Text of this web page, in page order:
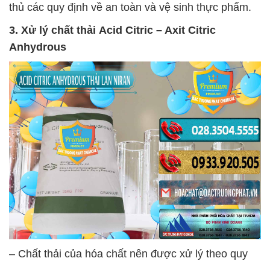
thủ các quy định về an toàn và vệ sinh thực phẩm.
3. Xử lý chất thải Acid Citric – Axit Citric
Anhydrous
– Chất thải của hóa chất nên được xử lý theo quy